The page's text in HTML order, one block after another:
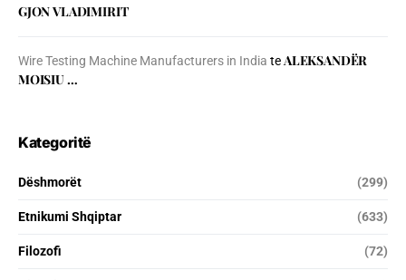
GJON VLADIMIRIT
Wire Testing Machine Manufacturers in India teALEKSANDËR
MOISIU …
Kategoritë
Dëshmorët (299)
Etnikumi Shqiptar (633)
Filozofi (72)